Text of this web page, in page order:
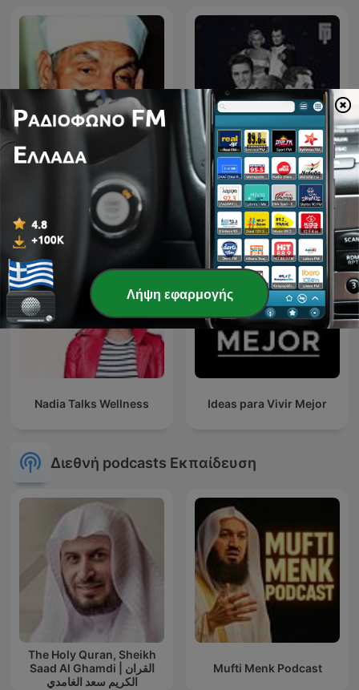
الشيخ الشعراوي Životy slavných
Nadia Talks Wellness Ideas para Vivir Mejor
Διεθνή podcasts Εκπαίδευση
The Holy Quran, Sheikh
Saad Al Ghamdi | القران
الكريم سعد الغامدي
Mufti Menk Podcast
Λήψη εφαρμογής